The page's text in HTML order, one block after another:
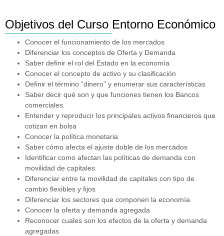
Objetivos del Curso Entorno Económico
Conocer el funcionamiento de los mercados
Diferenciar los conceptos de Oferta y Demanda
Saber definir el rol del Estado en la economía
Conocer el concepto de activo y su clasificación
Definir el término “dinero” y enumerar sus características
Saber decir qué son y que funciones tienen los Bancos
comerciales
Entender y reproducir los principales activos financieros que
cotizan en bolsa
Conocer la política monetaria
Saber cómo afecta el ajuste doble de los mercados
Identificar como afectan las políticas de demanda con
movilidad de capitales
Diferenciar entre la movilidad de capitales con tipo de
cambio flexibles y fijos
Diferenciar los sectores que componen la economía
Conocer la oferta y demanda agregada
Reconocer cuales son los efectos de la oferta y demanda
agregadas